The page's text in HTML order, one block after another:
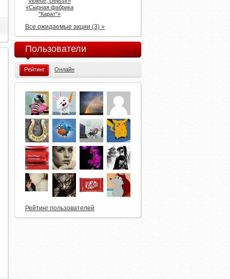
«Сырная фабрика
"Карат"»
Все ожидаемые акции (3) »
Пользователи
Рейтинг Онлайн
Рейтинг пользователей